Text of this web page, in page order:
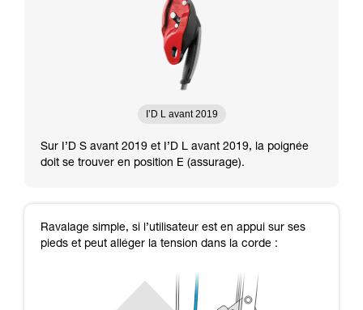
I’D L avant 2019
Sur I’D S avant 2019 et I’D L avant 2019, la poignée
doit se trouver en position E (assurage).
Ravalage simple, si l’utilisateur est en appui sur ses
pieds et peut alléger la tension dans la corde :